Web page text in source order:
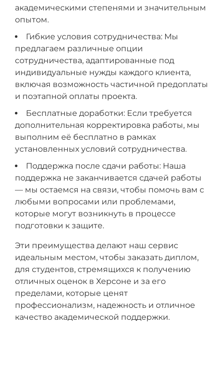
академическими степенями и значительным
опытом.
Гибкие условия сотрудничества: Мы
предлагаем различные опции
сотрудничества, адаптированные под
индивидуальные нужды каждого клиента,
включая возможность частичной предоплаты
и поэтапной оплаты проекта.
Бесплатные доработки: Если требуется
дополнительная корректировка работы, мы
выполним её бесплатно в рамках
установленных условий сотрудничества.
Поддержка после сдачи работы: Наша
поддержка не заканчивается сдачей работы
— мы остаемся на связи, чтобы помочь вам с
любыми вопросами или проблемами,
которые могут возникнуть в процессе
подготовки к защите.
Эти преимущества делают наш сервис
идеальным местом, чтобы заказать диплом,
для студентов, стремящихся к получению
отличных оценок в Херсоне и за его
пределами, которые ценят
профессионализм, надежность и отличное
качество академической поддержки.